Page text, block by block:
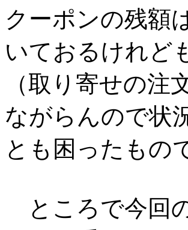
クーポンの残額
いておるけれど
（取り寄せの
ながらんので状
とも困ったもの
ところで今回